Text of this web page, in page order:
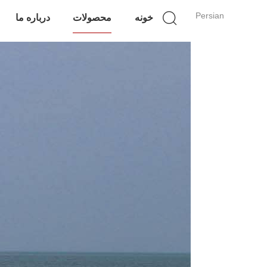
Persian خونه محصولات درباره ما